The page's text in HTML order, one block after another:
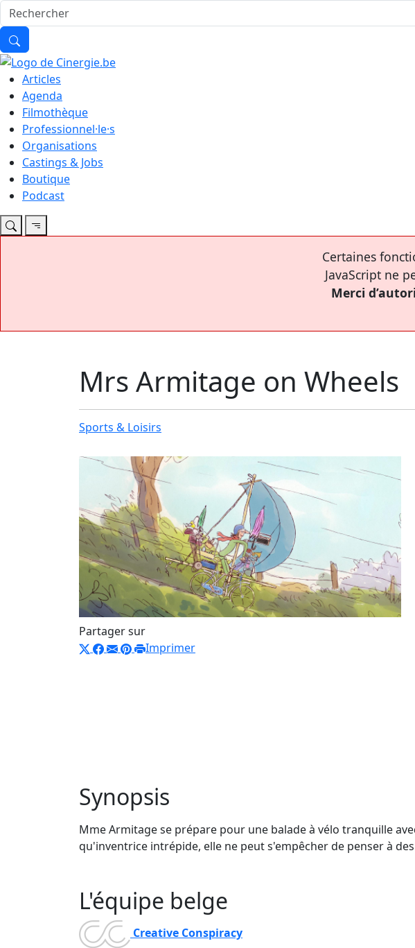
Articles
Agenda
Filmothèque
Professionnel·le·s
Organisations
Castings & Jobs
Boutique
Podcast
Certaines
JavaScript ne
Merci
Mrs Armitage on Wheels
Sports & Loisirs
Partager sur
Imprimer
Synopsis
Mme Armitage se prépare pour une balade à vélo tranquille
qu'inventrice intrépide, elle ne peut s'empêcher de penser à
L'équipe belge
Creative Conspiracy